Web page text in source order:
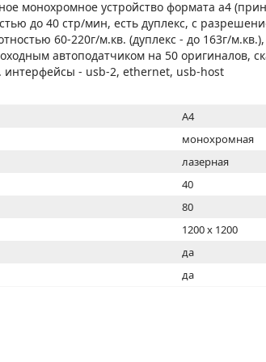
монохромное устройство формата а4
до 40 стр/мин, есть дуплекс, с
60-220г/м.кв. (дуплекс - до 163г/
автоподатчиком на 50 оригиналов,
интерфейсы - usb-2, ethernet, usb-host
A4
монохромная
лазерная
40
80
1200 x 1200
да
да